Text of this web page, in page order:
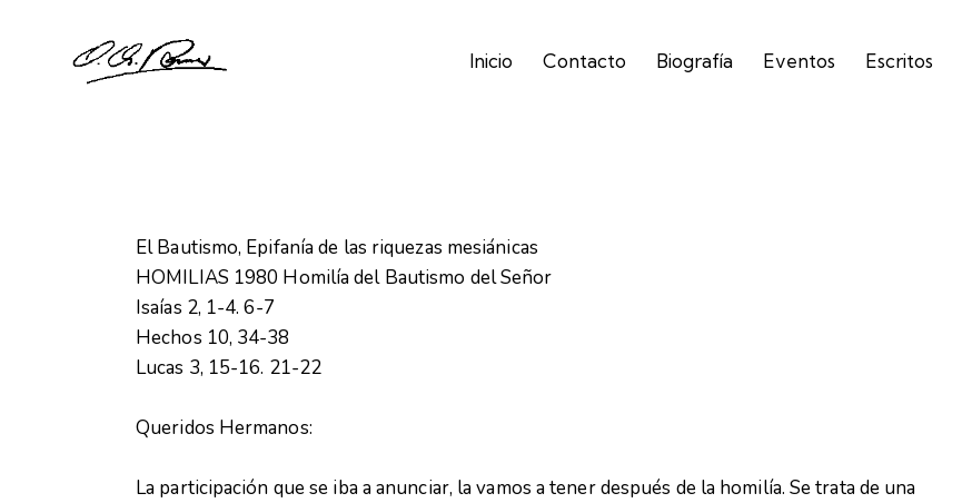
Inicio Contacto Biografía Eventos Escritos
El Bautismo, Epifanía de las riquezas mesiánicas
HOMILIAS 1980 Homilía del Bautismo del Señor
Isaías 2, 1-4. 6-7
Hechos 10, 34-38
Lucas 3, 15-16. 21-22
Queridos Hermanos:
La participación que se iba a anunciar, la vamos a tener después de la homilía. Se trata de una